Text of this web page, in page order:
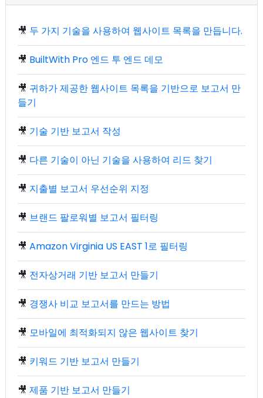
🎥 두 가지 기술을 사용하여 웹사이트 목록을 만듭니다.
🎥 BuiltWith Pro 엔드 투 엔드 데모
🎥 귀하가 제공한 웹사이트 목록을 기반으로 보고서 만
들기
🎥 기술 기반 보고서 작성
🎥 다른 기술이 아닌 기술을 사용하여 리드 찾기
🎥 지출별 보고서 우선순위 지정
🎥 브랜드 팔로워별 보고서 필터링
🎥 Amazon Virginia US EAST 1로 필터링
🎥 전자상거래 기반 보고서 만들기
🎥 경쟁사 비교 보고서를 만드는 방법
🎥 모바일에 최적화되지 않은 웹사이트 찾기
🎥 키워드 기반 보고서 만들기
🎥 제품 기반 보고서 만들기